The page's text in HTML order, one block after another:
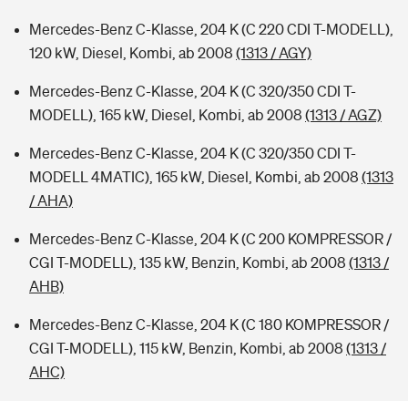
Mercedes-Benz C-Klasse, 204 K (C 220 CDI T-MODELL),
120 kW, Diesel, Kombi, ab 2008 (1313 / AGY)
Mercedes-Benz C-Klasse, 204 K (C 320/350 CDI T-
MODELL), 165 kW, Diesel, Kombi, ab 2008 (1313 / AGZ)
Mercedes-Benz C-Klasse, 204 K (C 320/350 CDI T-
MODELL 4MATIC), 165 kW, Diesel, Kombi, ab 2008 (1313
/ AHA)
Mercedes-Benz C-Klasse, 204 K (C 200 KOMPRESSOR /
CGI T-MODELL), 135 kW, Benzin, Kombi, ab 2008 (1313 /
AHB)
Mercedes-Benz C-Klasse, 204 K (C 180 KOMPRESSOR /
CGI T-MODELL), 115 kW, Benzin, Kombi, ab 2008 (1313 /
AHC)